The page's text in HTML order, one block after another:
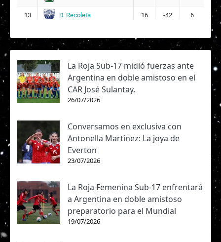
13 D. Recoleta 16 -42 6
La Roja Sub-17 midió fuerzas ante
Argentina en doble amistoso en el
CAR José Sulantay.
26/07/2026
Conversamos en exclusiva con
Antonella Martínez: La joya de
Everton
23/07/2026
La Roja Femenina Sub-17 enfrentará
a Argentina en doble amistoso
preparatorio para el Mundial
19/07/2026